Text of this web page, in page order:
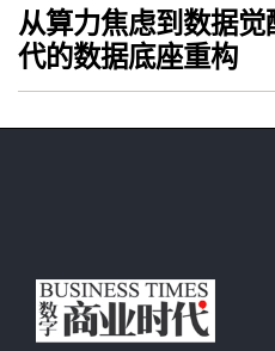
从算力焦虑到数据
代的数据底座重构